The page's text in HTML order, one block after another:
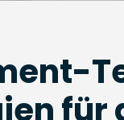
für